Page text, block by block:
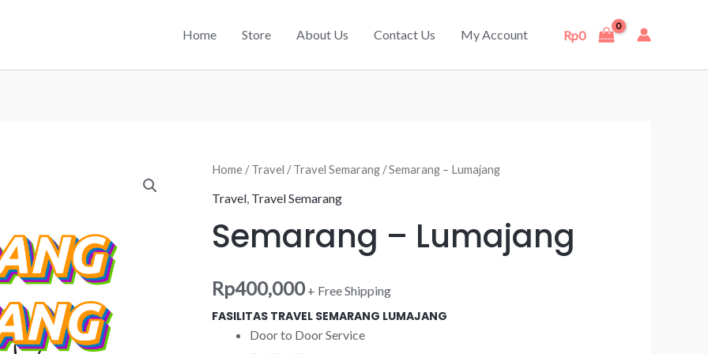
Home Store About Us Contact Us My Account Rp0
Home /Travel /Travel Semarang / Semarang – Lumajang
Travel Travel Semarang
Semarang – Lumajang
Rp400,000 + Free Shipping
FASILITAS TRAVEL SEMARANG LUMAJANG
Door to Door Service